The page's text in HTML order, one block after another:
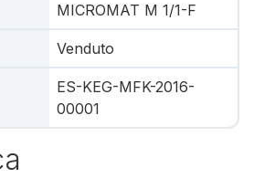
MICROMAT M 1/1-F
Venduto
ES-KEG-MFK-2016-
00001